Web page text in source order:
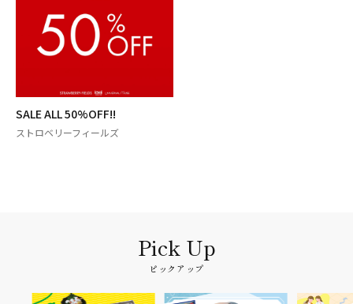
SALE ALL 50%OFF!!
ストロベリーフィールズ
ピックアップ